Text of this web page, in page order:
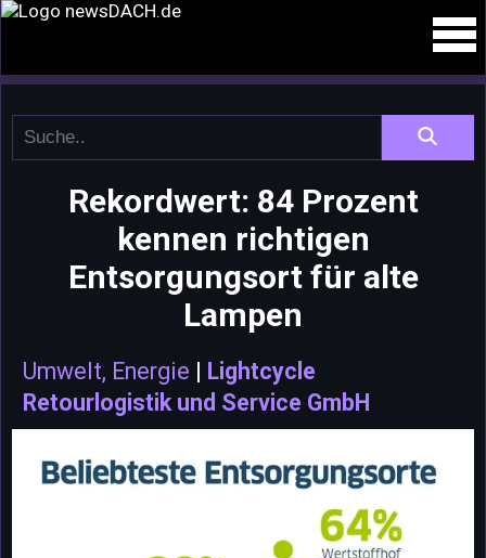
Rekordwert: 84 Prozent
kennen richtigen
Entsorgungsort für alte
Lampen
Umwelt, Energie | Lightcycle
Retourlogistik und Service GmbH